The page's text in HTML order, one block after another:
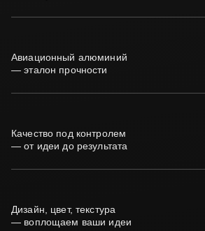
Авиационный алюминий
— эталон прочности
Качество под контролем
— от идеи до результата
Дизайн, цвет, текстура
— воплощаем ваши идеи